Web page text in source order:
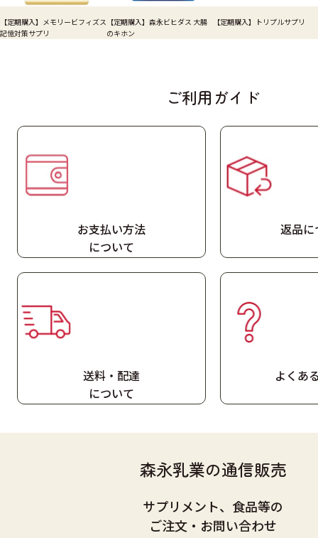
【定期購入】メモリービフィズス
記憶対策サプリ
【定期購入】森永ビヒダス 大腸
のキホン
【定期購入】トリプルサプリ
ご利用ガイド
お支払い方法
について
返品に
送料・配達
について
よくあ
森永乳業の通信販売
サプリメント、食品等の
ご注文・お問い合わせ